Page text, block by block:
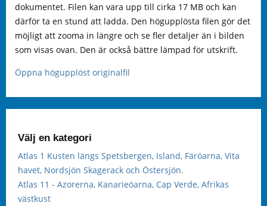
dokumentet. Filen kan vara upp till cirka 17 MB och kan
därför ta en stund att ladda. Den högupplösta filen gör det
möjligt att zooma in längre och se fler detaljer än i bilden
som visas ovan. Den är också bättre lämpad för utskrift.
Öppna högupplöst originalfil
Välj en kategori
Atlas 1 Kusten längs Spetsbergen, Island, Färöarna, Vita
havet, Nordsjön Skagerack och Östersjön.
Atlas 11 - Azorerna, Kanarieöarna, Cap Verde, Afrikas
västkust